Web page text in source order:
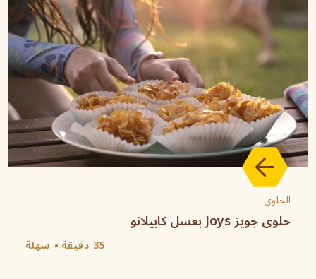
الحلوى
حلوى جويز Joys بعسل كابيلانو
سهلة 35 دقيقة